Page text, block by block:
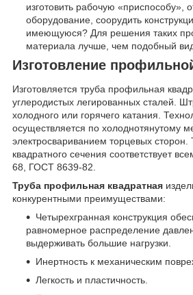
изготовить рабочую «приспособу»,
оборудование, соорудить
имеющуюся? Для решения таких
материала лучше, чем подобный вид
Изготовление
Изготовляется труба профильная
углеродистых легированных сталей.
холодного или горячего катания.
осуществляется по холоднотянутому
электросвариванием торцевых
квадратного сечения соответствует
68, ГОСТ 8639-82.
Труба профильная квадратная
конкурентными преимуществами:
Четырехгранная конструкция
равномерное распределение
выдерживать большие нагрузки.
Инертность к механическим
Легкость и пластичность.